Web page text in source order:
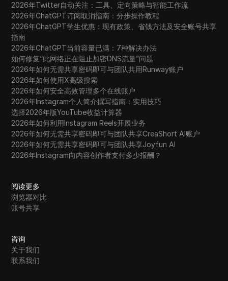
2026年Twitter自动关注：工具、定向策略与智能工作流
2026年ChatGPT订阅取消指南：分步操作教程
2026年ChatGPT学生优惠：现有政策、省钱方法及安全账号共享
指南
2026年ChatGPT当前容量已满：7种解决办法
如何修复“此网络正在阻止加密DNS流量”问题
2026年如何无需共享密码即可与团队共用Runway账户
2026年如何使用X高级搜索
2026年如何安全高效管理多个在线账户
2026年Instagram个人简介撰写指南：实用技巧
选择2026年版YouTube收益计算器
2026年如何利用Instagram Reels开展业务
2026年如何无需共享密码即可与团队共享CreaShort AI账户
2026年如何无需共享密码即可与团队共享Joyfun AI
2026年Instagram向内容创作者支付多少报酬？
阅读更多
浏览器对比
账号共享
咨询
关于我们
联系我们